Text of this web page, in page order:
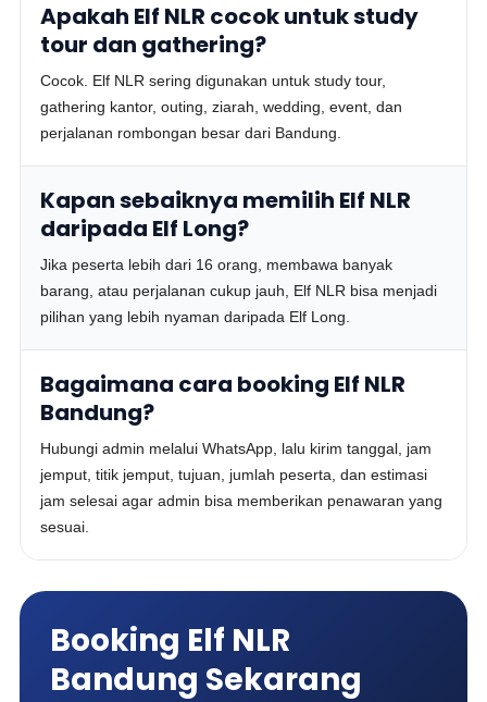
Apakah Elf NLR cocok untuk study
tour dan gathering?
Cocok. Elf NLR sering digunakan untuk study tour,
gathering kantor, outing, ziarah, wedding, event, dan
perjalanan rombongan besar dari Bandung.
Kapan sebaiknya memilih Elf NLR
daripada Elf Long?
Jika peserta lebih dari 16 orang, membawa banyak
barang, atau perjalanan cukup jauh, Elf NLR bisa menjadi
pilihan yang lebih nyaman daripada Elf Long.
Bagaimana cara booking Elf NLR
Bandung?
Hubungi admin melalui WhatsApp, lalu kirim tanggal, jam
jemput, titik jemput, tujuan, jumlah peserta, dan estimasi
jam selesai agar admin bisa memberikan penawaran yang
sesuai.
Booking Elf NLR
Bandung Sekarang